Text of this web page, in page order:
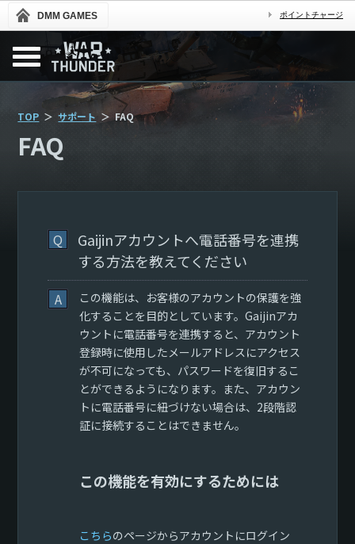
DMM GAMES ポイントチャージ
TOP サポート FAQ
FAQ
Q
Gaijinアカウントへ電話番号を連携
する方法を教えてください
A
この機能は、お客様のアカウントの保護を強
化することを目的としています。Gaijinアカ
ウントに電話番号を連携すると、アカウント
登録時に使用したメールアドレスにアクセス
が不可になっても、パスワードを復旧するこ
とができるようになります。また、アカウン
トに電話番号に紐づけない場合は、2段階認
証に接続することはできません。
この機能を有効にするためには
こちらのページからアカウントにログイン